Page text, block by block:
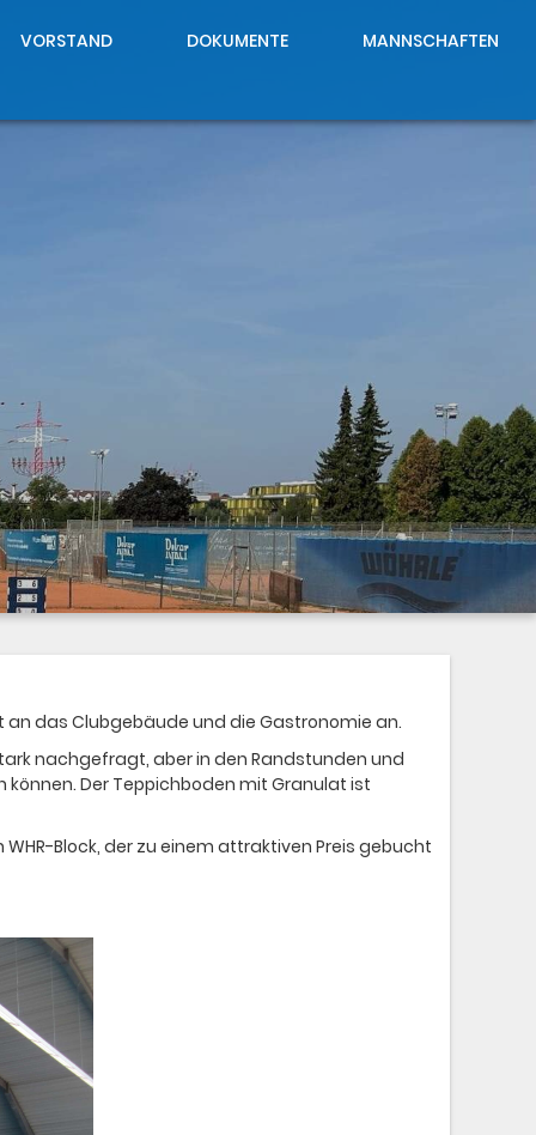
VORSTAND DOKUMENTE MANNSCHAFTEN
an das Clubgebäude und die Gastronomie an.
nachgefragt, aber in den Randstunden und
Der Teppichboden mit Granulat ist
Block, der zu einem attraktiven Preis gebucht